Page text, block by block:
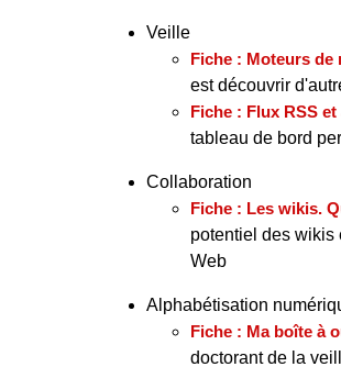
Veille
Fiche : Moteurs de
est découvrir
Fiche : Flux RSS
tableau de bord
Collaboration
Fiche : Les wikis.
potentiel des wikis
Web
Alphabétisation
Fiche : Ma boîte à
doctorant de la